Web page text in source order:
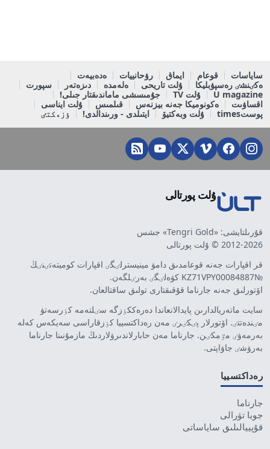
ساياسات قوعام ايماق رۋحانييات
ەدەبيەت
ەكٸنشٸ رەسپۋبليكا
ۇلت تاريحى ەلەمدە دىزەتەر
سپورت
U magazine
ۇلت TV
جۇمىسشى ماماندىقتار جىلى!
اقساۋىت
ەكونوميكا جەنە بيزنەس قىلمىس
ۇلت ايناسى
پوستtimes
ۇلت وبەكتيۆ ايتىلدى - ورىندالدى! ٶزەكتٸ
ۇلت پورتالى
قۇرىلتايشى: «Tengri Gold» جشس
2012-2026 © ۇلت پورتالى
قر اقپارات جەنە قوعامدىق دامۋ مينيسترلٸگٸ اقپارات كوميتەتٸنٸڭ
№KZ71VPY00084887 كۋەلٸگٸ بەرٸلگەن.
اۆتورلىق جەنە جارناما قۇقىقتارى تولىق ساقتالعان.
سايت ماتەريالدارىن پايدالانعاندا دەرەككٶزگە سٸلتەمە كٶرسەتۋ
مٸندەتتٸ. اۆتورلار پٸكٸرٸ مەن رەداكتسييا كٶزقاراسى سەيكەس كەلە
بەرمەۋٸ مٷمكٸن. جارناما مەن حابارلاندىرۋلاردىڭ مازمۇنىنا جارناما
بەرۋشٸ جاۋاپتى.
رەداكتسييا
جارناما
جوبا تۋرالى
قۇپييالىلىق ساياساتى